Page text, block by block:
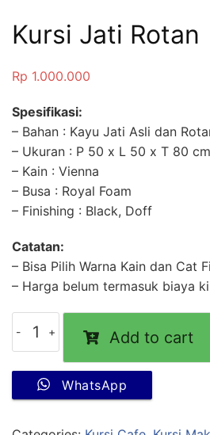
Kursi Jati Rotan
Rp 1.000.000
Spesifikasi:
– Bahan : Kayu Jati Asli dan
– Ukuran : P 50 x L 50 x T 80 cm
– Kain : Vienna
– Busa : Royal Foam
– Finishing : Black, Doff
Catatan:
– Bisa Pilih Warna Kain dan Cat
– Harga belum termasuk biaya
Add to cart
WhatsApp